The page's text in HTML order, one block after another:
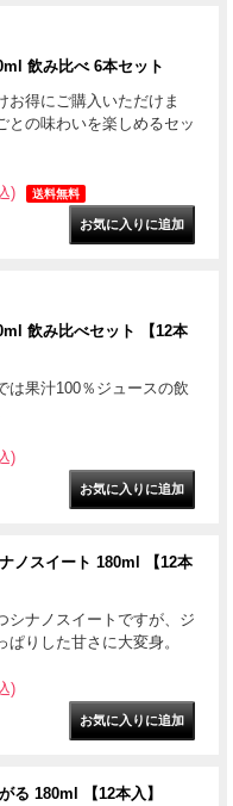
飲み比べ 6本セット
お得にご購入いただけま
との味わいを楽しめるセッ
) 送料無料
飲み比べセット 【12本
は果汁100％ジュースの飲
)
ノスイート 180ml 【12本
シナノスイートですが、ジ
ぱりした甘さに大変身。
)
る 180ml 【12本入】